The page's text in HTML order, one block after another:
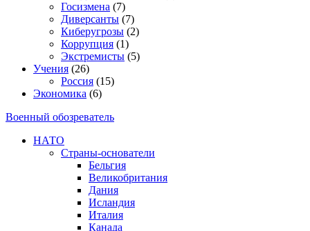
Госизмена (7)
Диверсанты (7)
Киберугрозы (2)
Коррупция (1)
Экстремисты (5)
Учения (26)
Россия (15)
Экономика (6)
Военный обозреватель
НАТО
Страны-основатели
Бельгия
Великобритания
Дания
Исландия
Италия
Канада